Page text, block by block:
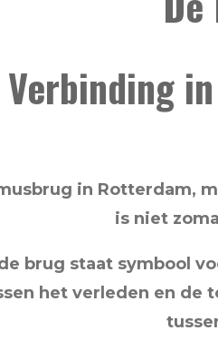
Verbinding
in Rotterdam,
is niet
brug staat symbool
het verleden en